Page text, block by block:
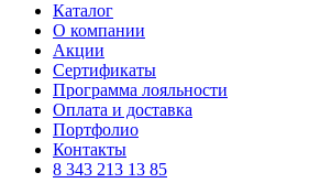
Каталог
О компании
Акции
Сертификаты
Программа лояльности
Оплата и доставка
Портфолио
Контакты
8 343 213 13 85